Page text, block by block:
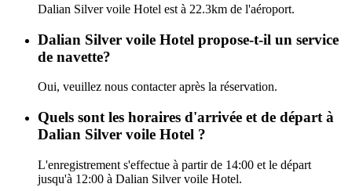
Dalian Silver voile Hotel est à 22.3km de l'aéroport.
Dalian Silver voile Hotel propose-t-il un service
de navette?
Oui, veuillez nous contacter après la réservation.
Quels sont les horaires d'arrivée et de départ à
Dalian Silver voile Hotel ?
L'enregistrement s'effectue à partir de 14:00 et le départ
jusqu'à 12:00 à Dalian Silver voile Hotel.